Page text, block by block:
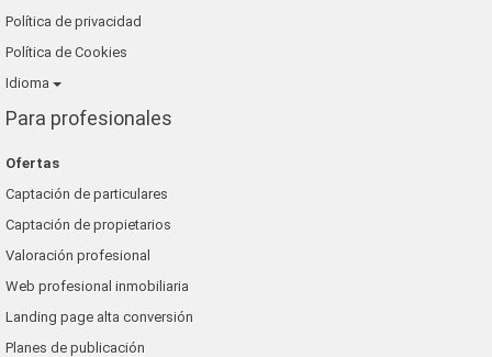
Política de privacidad
Política de Cookies
Idioma
Para profesionales
Ofertas
Captación de particulares
Captación de propietarios
Valoración profesional
Web profesional inmobiliaria
Landing page alta conversión
Planes de publicación